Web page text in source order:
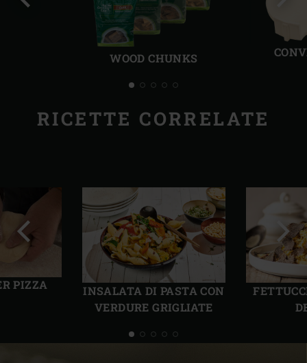
WOOD CHUNKS
RICETTE CORRELATE
PIZZA
INSALATA DI PASTA CON
VERDURE GRIGLIATE